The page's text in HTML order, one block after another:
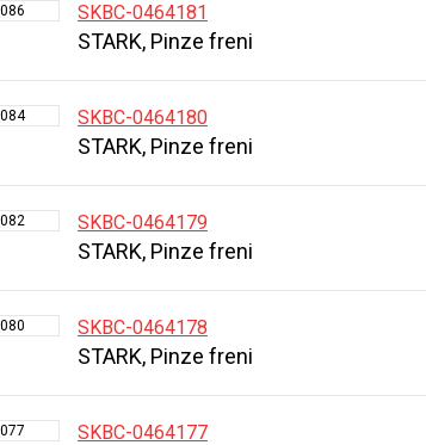
SKBC-0464181
STARK, Pinze freni
SKBC-0464180
STARK, Pinze freni
SKBC-0464179
STARK, Pinze freni
SKBC-0464178
STARK, Pinze freni
SKBC-0464177